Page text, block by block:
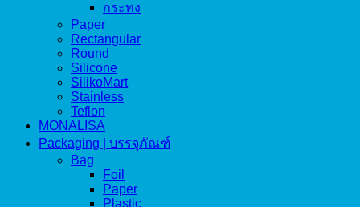
กระทง
Paper
Rectangular
Round
Silicone
SilikoMart
Stainless
Teflon
MONALISA
Packaging | บรรจุภัณฑ์
Bag
Foil
Paper
Plastic